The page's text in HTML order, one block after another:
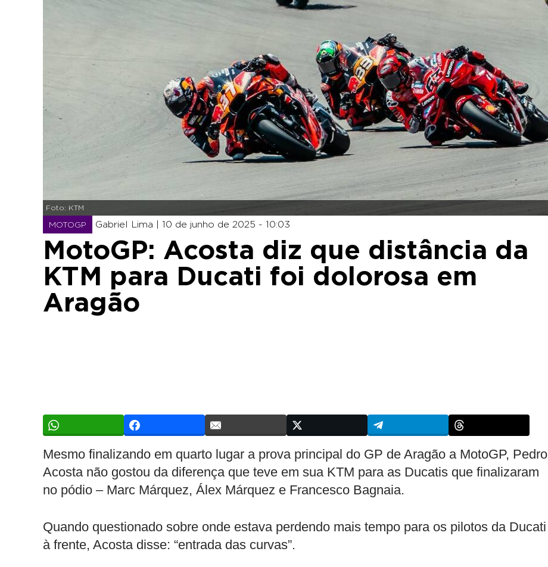
Foto: KTM
MOTOGP Gabriel Lima | 10 de junho de 2025 - 10:03
MotoGP: Acosta diz que distância da
KTM para Ducati foi dolorosa em
Aragão
Mesmo finalizando em quarto lugar a prova principal do GP de Aragão a MotoGP, Pedro
Acosta não gostou da diferença que teve em sua KTM para as Ducatis que finalizaram
no pódio – Marc Márquez, Álex Márquez e Francesco Bagnaia.
Quando questionado sobre onde estava perdendo mais tempo para os pilotos da Ducati
à frente, Acosta disse: “entrada das curvas”.